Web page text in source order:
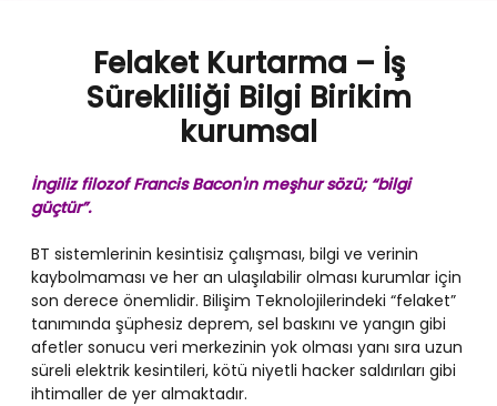
Felaket Kurtarma – İş
Sürekliliği Bilgi Birikim
kurumsal
İngiliz filozof Francis Bacon'ın meşhur sözü; “bilgi
güçtür”.
BT sistemlerinin kesintisiz çalışması, bilgi ve verinin
kaybolmaması ve her an ulaşılabilir olması kurumlar için
son derece önemlidir. Bilişim Teknolojilerindeki “felaket”
tanımında şüphesiz deprem, sel baskını ve yangın gibi
afetler sonucu veri merkezinin yok olması yanı sıra uzun
süreli elektrik kesintileri, kötü niyetli hacker saldırıları gibi
ihtimaller de yer almaktadır.